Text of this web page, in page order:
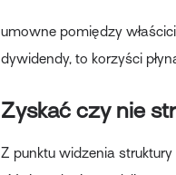
umowne pomiędzy
dywidendy, to korzyści
Zyskać czy nie
Z punktu widzenia struktury